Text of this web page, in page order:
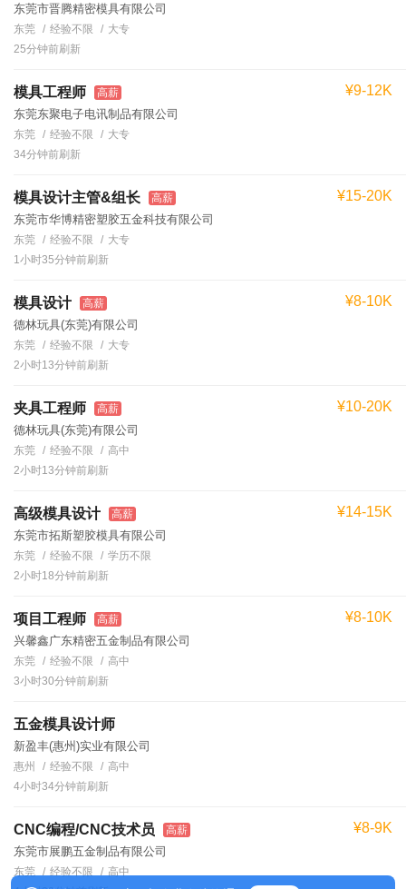
东莞市晋腾精密模具有限公司
东莞 经验不限
大专
25分钟前刷新
模具工程师 高薪
东莞东聚电子电讯制品有限公司
¥9-12K
东莞 经验不限
大专
34分钟前刷新
模具设计主管&组长 高薪
东莞市华博精密塑胶五金科技有限公司
¥15-20K
东莞 经验不限
大专
1小时35分钟前刷新
模具设计 高薪
德林玩具(东莞)有限公司
¥8-10K
东莞 经验不限
大专
2小时13分钟前刷新
夹具工程师 高薪
德林玩具(东莞)有限公司
¥10-20K
东莞 经验不限
高中
2小时13分钟前刷新
高级模具设计 高薪
东莞市拓斯塑胶模具有限公司
¥14-15K
东莞 经验不限
学历不限
2小时18分钟前刷新
项目工程师 高薪
兴馨鑫广东精密五金制品有限公司
¥8-10K
东莞 经验不限
高中
3小时30分钟前刷新
五金模具设计师
新盈丰(惠州)实业有限公司
惠州 经验不限
高中
4小时34分钟前刷新
CNC编程/CNC技术员 高薪
东莞市展鹏五金制品有限公司
¥8-9K
东莞 经验不限
高中